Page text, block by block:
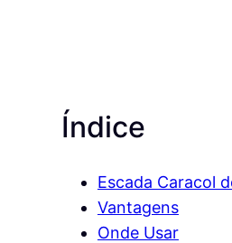
Índice
Escada Caracol
Vantagens
Onde Usar